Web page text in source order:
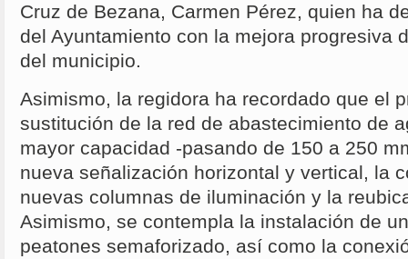
Cruz de Bezana, Carmen Pérez, quien ha
del Ayuntamiento con la mejora progresiva
del municipio.
Asimismo, la regidora ha recordado que el
sustitución de la red de abastecimiento de
mayor capacidad -pasando de 150 a 250
nueva señalización horizontal y vertical, la
nuevas columnas de iluminación y la
Asimismo, se contempla la instalación de
peatones semaforizado, así como la